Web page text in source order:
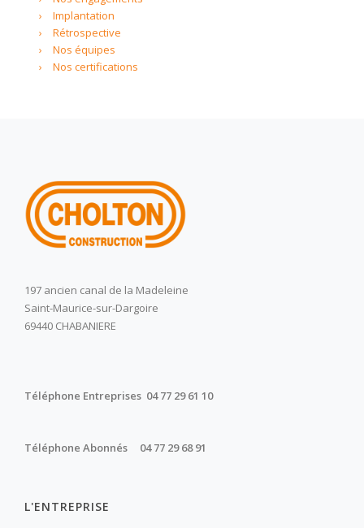
Implantation
Rétrospective
Nos équipes
Nos certifications
197 ancien canal de la Madeleine
Saint-Maurice-sur-Dargoire
69440 CHABANIERE
Téléphone Entreprises 04 77 29 61 10
Téléphone Abonnés 04 77 29 68 91
L'ENTREPRISE